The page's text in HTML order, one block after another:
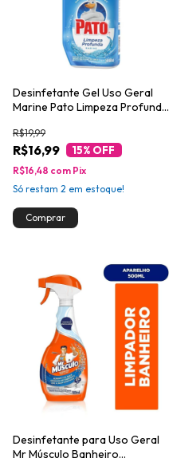
Desinfetante Gel Uso Geral
Marine Pato Limpeza Profunda
R$16,99
R$19,99
15% OFF
R$16,48 com Pix
Só restam 2 em estoque!
Desinfetante para Uso Geral
Mr Músculo Banheiro